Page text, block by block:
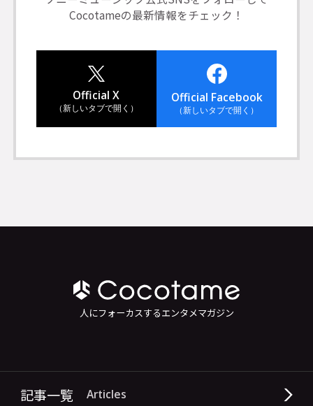
Cocotameの最新情報をチェック！
Official X
（新しいタブで開く）
Official Facebook
（新しいタブで開く）
人にフォーカスするエンタメマガジン
記事一覧 Articles